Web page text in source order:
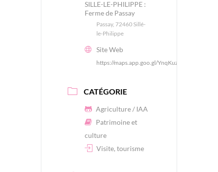
SILLE-LE-PHILIPPE :
Ferme de Passay
Passay, 72460 Sillé-
le-Philippe
Site Web
https://maps.app.goo.gl/YnqKuzFqTdoM4R4C8
CATÉGORIE
Agriculture / IAA
Patrimoine et
culture
Visite, tourisme